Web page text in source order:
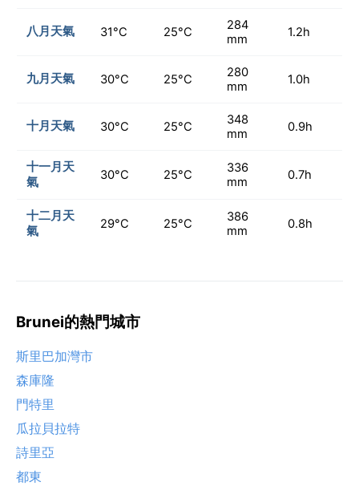
八月天氣 31°C 25°C
284
mm
1.2h
九月天氣 30°C 25°C
280
mm
1.0h
十月天氣 30°C 25°C
348
mm
0.9h
十一月天
氣
30°C 25°C
336
mm
0.7h
十二月天
氣
29°C 25°C
386
mm
0.8h
Brunei的熱門城市
斯里巴加灣市
森庫隆
門特里
瓜拉貝拉特
詩里亞
都東